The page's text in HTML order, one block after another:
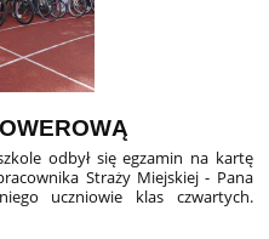
odbył się egzamin na kartę
Straży Miejskiej - Pana
uczniowie klas czwartych.